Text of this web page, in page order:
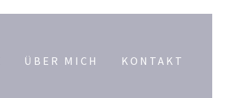
ÜBER MICH KONTAKT